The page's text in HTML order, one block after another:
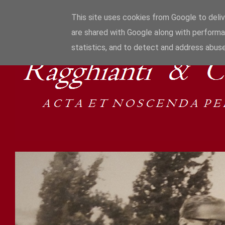
This site uses cookies from Google to
are shared with Google along with
statistics, and to detect and address